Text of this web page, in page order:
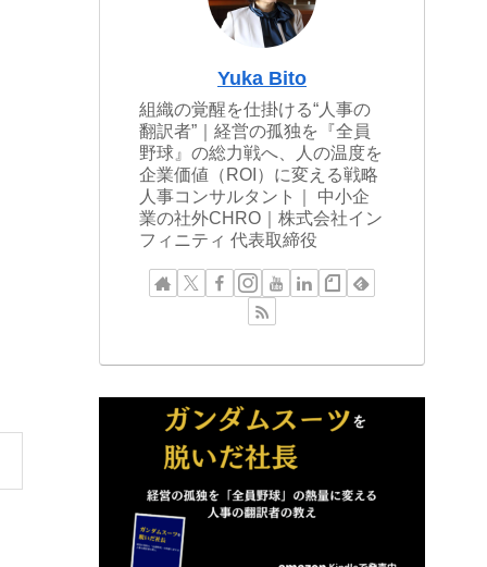
Yuka Bito
組織の覚醒を仕掛ける“人事の
翻訳者”｜経営の孤独を『全員
野球』の総力戦へ、人の温度を
企業価値（ROI）に変える戦略
人事コンサルタント｜ 中小企
業の社外CHRO｜株式会社イン
フィニティ 代表取締役